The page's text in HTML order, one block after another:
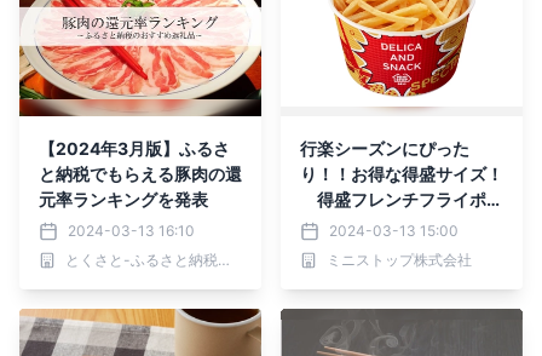
【2024年3月版】ふるさ
と納税でもらえる豚肉の還
元率ランキングを発表
2024-03-13 16:10
とくさと-ふるさと納税還元率ランキング-
行楽シーズンにぴった
り！！お得な得盛サイズ！
得盛フレンチフライポテ
ト ３月１５日（金）発売
2024-03-13 15:00
ミニストップ株式会社